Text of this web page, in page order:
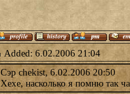
Added: 6.02.2006 21:04
Сэр chekist, 6.02.2006 20:50
Хехе, насколько я помню так